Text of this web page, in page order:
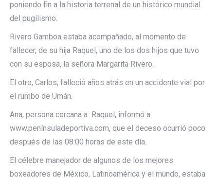
poniendo fin a la historia terrenal de un histórico mundial
del pugilismo.
Rivero Gamboa estaba acompañado, al momento de
fallecer, de su hija Raquel, uno de los dos hijos que tuvo
con su esposa, la señora Margarita Rivero.
El otro, Carlos, falleció años atrás en un accidente vial por
el rumbo de Umán.
Ana, persona cercana a Raquel, informó a
www.penínsuladeportiva.com, que el deceso ocurrió poco
después de las 08:00 horas de este día.
El célebre manejador de algunos de los mejores
boxeadores de México, Latinoamérica y el mundo, estaba